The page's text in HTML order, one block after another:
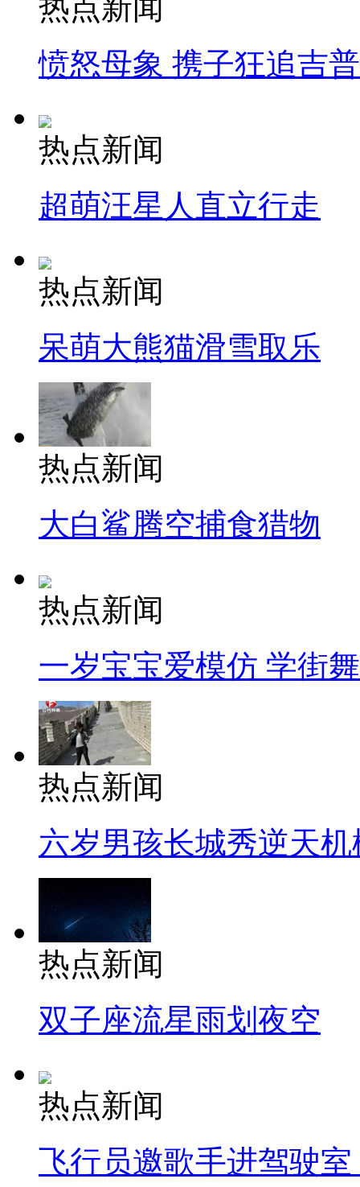
热点新闻
愤怒母象 携子狂追吉
热点新闻
超萌汪星人直立行走
热点新闻
呆萌大熊猫滑雪取乐
热点新闻
大白鲨腾空捕食猎物
热点新闻
一岁宝宝爱模仿 学街
热点新闻
六岁男孩长城秀逆天机
热点新闻
双子座流星雨划夜空
热点新闻
飞行员邀歌手进驾驶